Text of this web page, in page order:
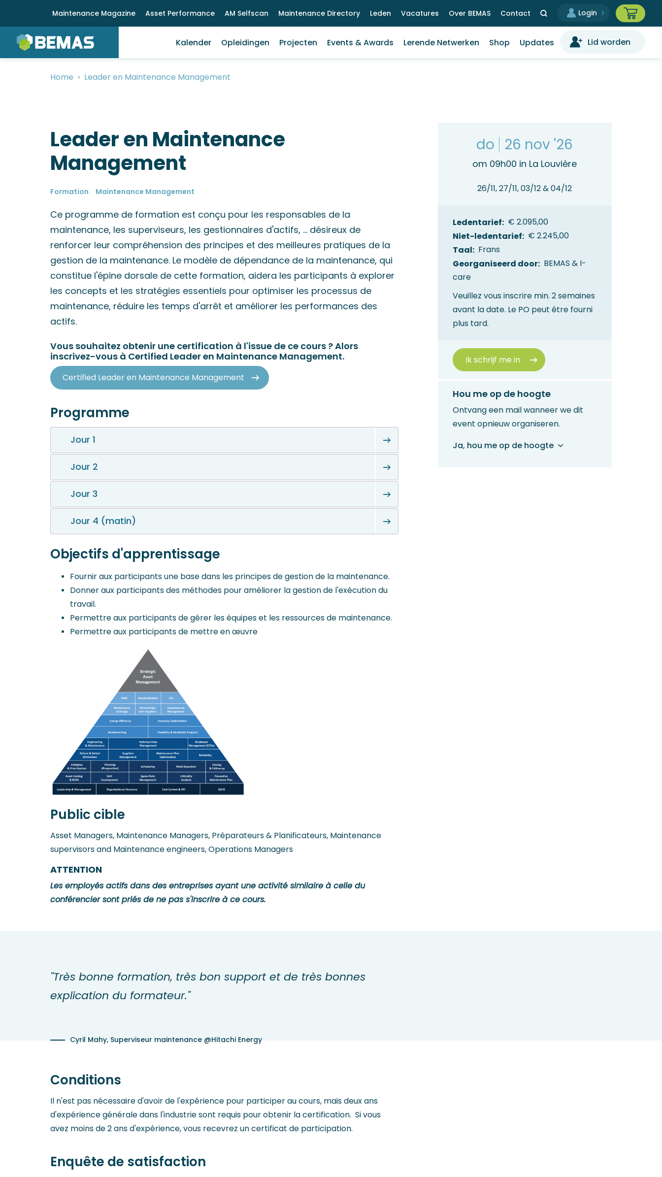
naar
Meta
menu
Maintenance Magazine Asset Performance AM Selfscan Maintenance Directory Leden Vacatures Over BEMAS Contact
Main
Kalender Opleidingen Projecten Events & Awards Lerende Netwerken Shop Updates Lid worden
Kruimelpad
Home Leader en Maintenance Management
Leader en Maintenance
Management
Formation Maintenance Management
Ce programme de formation est conçu pour les responsables de la
maintenance, les superviseurs, les gestionnaires d'actifs, ... désireux de
renforcer leur compréhension des principes et des meilleures pratiques de la
gestion de la maintenance. Le modèle de dépendance de la maintenance, qui
constitue l'épine dorsale de cette formation, aidera les participants à explorer
les concepts et les stratégies essentiels pour optimiser les processus de
maintenance, réduire les temps d'arrêt et améliorer les performances des
actifs.
Vous souhaitez obtenir une certification à l'issue de ce cours ? Alors
inscrivez-vous à Certified Leader en Maintenance Management.
Certified Leader en Maintenance Management
Programme
Jour 1
Jour 2
Jour 3
Jour 4 (matin)
Objectifs d'apprentissage
Fournir aux participants une base dans les principes de gestion de la maintenance.
Donner aux participants des méthodes pour améliorer la gestion de l'exécution du
travail.
Permettre aux participants de gérer les équipes et les ressources de maintenance.
Permettre aux participants de mettre en œuvre
Public cible
Asset Managers, Maintenance Managers, Préparateurs & Planificateurs, Maintenance
supervisors and Maintenance engineers, Operations Managers
ATTENTION
Les employés actifs dans des entreprises ayant une activité similaire à celle du
conférencier sont priés de ne pas s'inscrire à ce cours.
"Très bonne formation, très bon support et de très bonnes
explication du formateur."
Cyril Mahy, Superviseur maintenance @Hitachi Energy
Conditions
Il n'est pas nécessaire d'avoir de l'expérience pour participer au cours, mais deux ans
d'expérience générale dans l'industrie sont requis pour obtenir la certification. Si vous
avez moins de 2 ans d'expérience, vous recevrez un certificat de participation.
Enquête de satisfaction
do 26 nov '26
om 09h00 in La Louvière
26/11, 27/11, 03/12 & 04/12
Ledentarief € 2.095,00
Niet-ledentarief € 2.245,00
Taal Frans
Georganiseerd door
BEMAS & I-
care
Veuillez vous inscrire min. 2 semaines
avant la date. Le PO peut être fourni
plus tard.
Hou me op de hoogte
Ontvang een mail wanneer we dit
event opnieuw organiseren.
Ja, hou me op de hoogte